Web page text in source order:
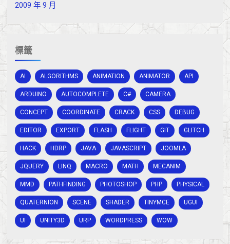
2009 年 9 月
標籤
AI ALGORITHMS ANIMATION ANIMATOR API
ARDUINO AUTOCOMPLETE C# CAMERA
CONCEPT COORDINATE CRACK CSS DEBUG
EDITOR EXPORT FLASH FLIGHT GIT GLITCH
HACK HDRP JAVA JAVASCRIPT JOOMLA
JQUERY LINQ MACRO MATH MECANIM
MMD PATHFINDING PHOTOSHOP PHP PHYSICAL
QUATERNION SCENE SHADER TINYMCE UGUI
UI UNITY3D URP WORDPRESS WOW